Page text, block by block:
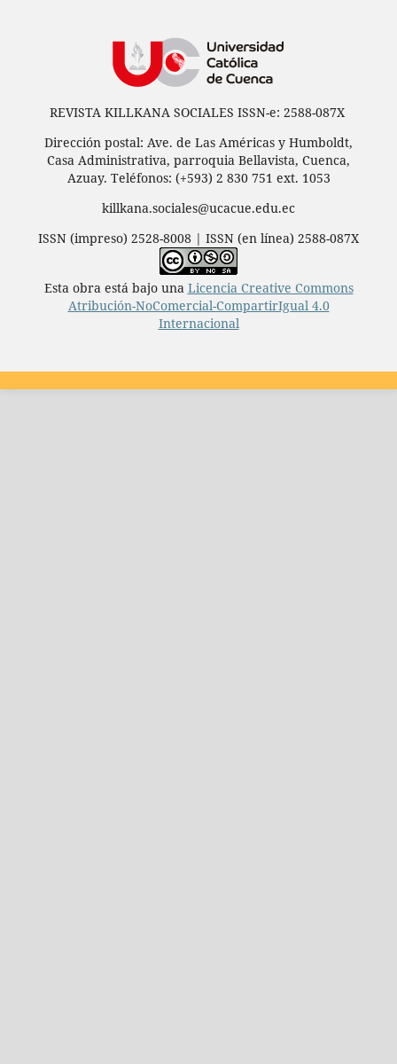
REVISTA KILLKANA SOCIALES ISSN-e: 2588-087X
Dirección postal: Ave. de Las Américas y Humboldt,
Casa Administrativa, parroquia Bellavista, Cuenca,
Azuay. Teléfonos: (+593) 2 830 751 ext. 1053
killkana.sociales@ucacue.edu.ec
ISSN (impreso) 2528-8008 | ISSN (en línea) 2588-087X
Esta obra está bajo una Licencia Creative Commons
Atribución-NoComercial-CompartirIgual 4.0
Internacional